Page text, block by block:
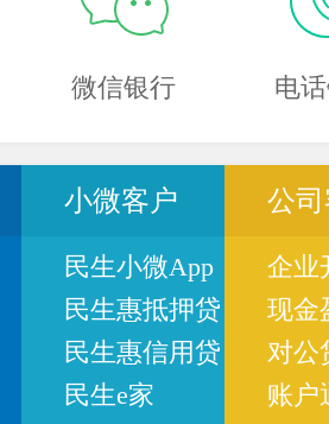
微信银行 电
小微客户
民生小微App
民生惠抵押贷
民生惠信用贷
民生e家
公
企业
现金
对公
账户